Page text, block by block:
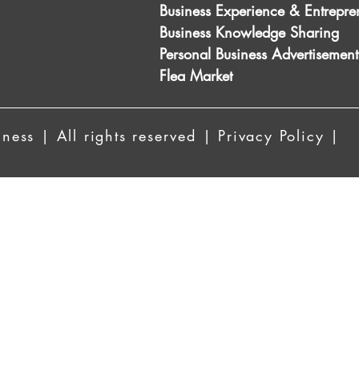
Business Experience &
Business Knowledge Sharing
Personal Business
Flea Market
| All rights reserved | Privacy Policy |